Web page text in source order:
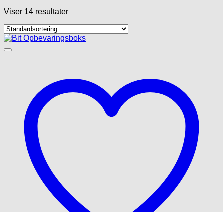
Viser 14 resultater